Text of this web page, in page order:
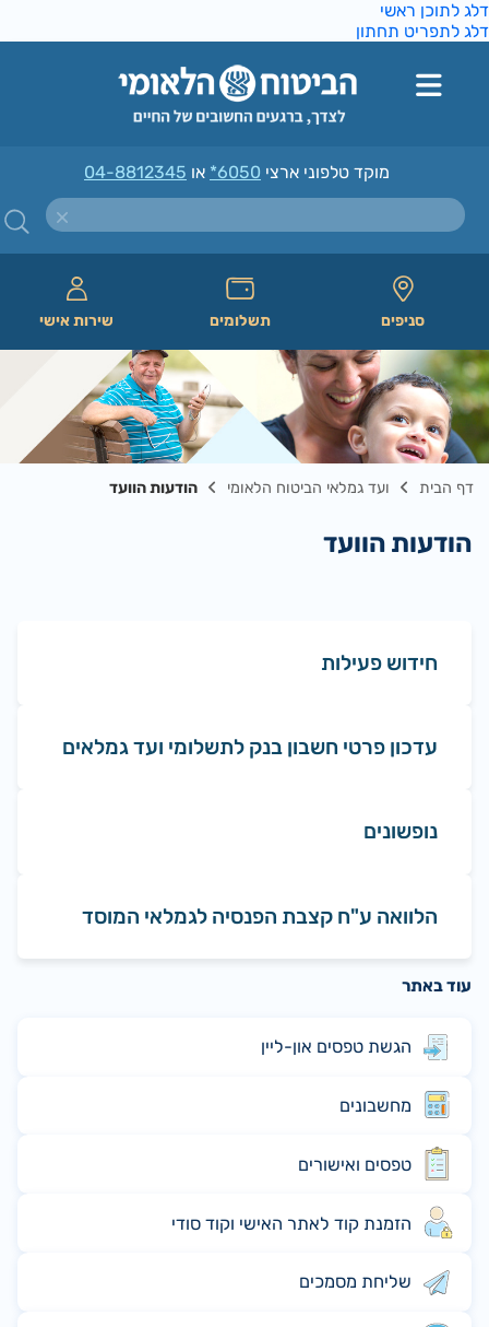
לתוכן ראשי
לתפריט תחתון
מוקד טלפוני ארצי*6050או04-8812345
סניפים תשלומים שירות אישי
דף הבית ועד גמלאי הביטוח הלאומי הודעות הוועד
הודעות הוועד
חידוש פעילות
עדכון פרטי חשבון בנק לתשלומי ועד גמלאים
נופשונים
הלוואה ע"ח קצבת הפנסיה לגמלאי המוסד
עוד באתר
הגשת טפסים און-ליין
מחשבונים
טפסים ואישורים
הזמנת קוד לאתר האישי וקוד סודי
שליחת מסמכים